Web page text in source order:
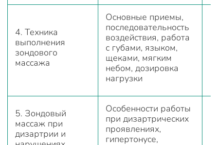
4. Техника
выполнения
зондового
массажа
Основные приемы,
последовательность
воздействия, работа
с губами, языком,
щеками, мягким
небом, дозировка
нагрузки
5. Зондовый
массаж при
дизартрии и
Особенности работы
при дизартрических
проявлениях,
гипертонусе,